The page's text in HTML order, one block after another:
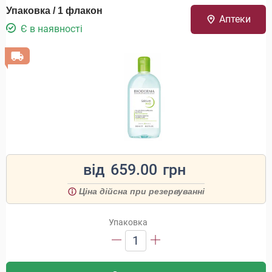
Упаковка / 1 флакон
Є в наявності
Аптеки
від 659.00 грн
Ціна дійсна при резервуванні
Упаковка
1